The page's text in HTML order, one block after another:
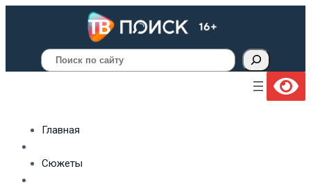
Поиск
Главная
Сюжеты